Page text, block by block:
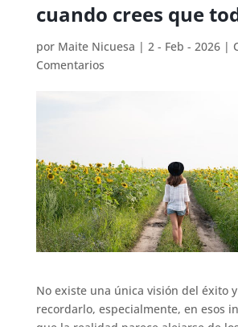
cuando crees que
por Maite Nicuesa | 2 - Feb - 2026|
Comentarios
No existe una única visión del éxito
recordarlo, especialmente, en esos